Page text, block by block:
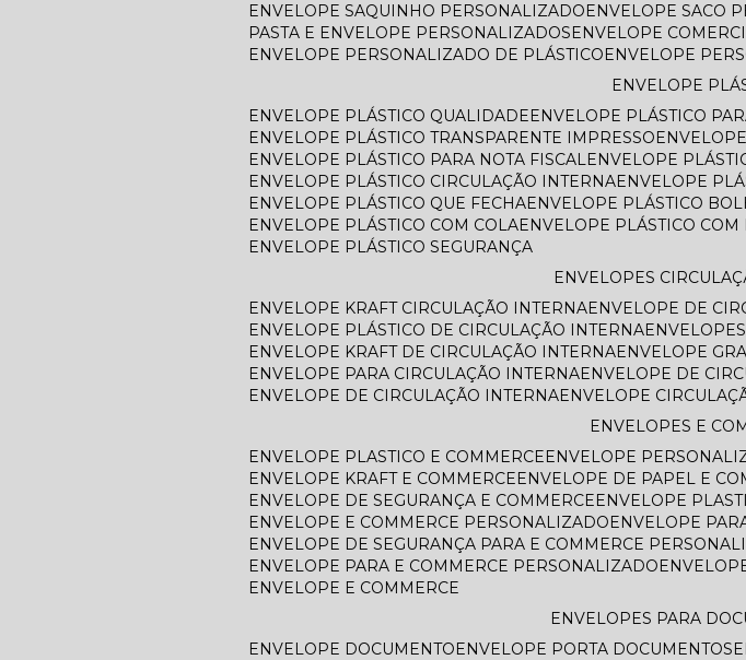
ENVELOPE SAQUINHO PERSONALIZADO
ENVELOPE SACO
PASTA E ENVELOPE PERSONALIZADOS
ENVELOPE
ENVELOPE PERSONALIZADO DE PLÁSTICO
ENVELOPE
ENVELOPE
ENVELOPE PLÁSTICO QUALIDADE
ENVELOPE PLÁSTICO
ENVELOPE PLÁSTICO TRANSPARENTE IMPRESSO
ENVELOPE PLÁSTICO PARA NOTA FISCAL
ENVELOPE
ENVELOPE PLÁSTICO CIRCULAÇÃO INTERNA
ENVELOPE
ENVELOPE PLÁSTICO QUE FECHA
ENVELOPE PLÁSTICO
ENVELOPE PLÁSTICO COM COLA
ENVELOPE PLÁSTICO COM
ENVELOPE PLÁSTICO SEGURANÇA
ENVELOPES
ENVELOPE KRAFT CIRCULAÇÃO INTERNA
ENVELOPE DE
ENVELOPE PLÁSTICO DE CIRCULAÇÃO INTERNA
ENVELOPE KRAFT DE CIRCULAÇÃO INTERNA
ENVELOPE
ENVELOPE PARA CIRCULAÇÃO INTERNA
ENVELOPE DE
ENVELOPE DE CIRCULAÇÃO INTERNA
ENVELOPE
ENVELOPES E
ENVELOPE PLASTICO E COMMERCE
ENVELOPE
ENVELOPE KRAFT E COMMERCE
ENVELOPE DE PAPEL E
ENVELOPE DE SEGURANÇA E COMMERCE
ENVELOPE
ENVELOPE E COMMERCE PERSONALIZADO
ENVELOPE
ENVELOPE DE SEGURANÇA PARA E COMMERCE
ENVELOPE PARA E COMMERCE PERSONALIZADO
ENVELOPE E COMMERCE
ENVELOPES PARA
ENVELOPE DOCUMENTO
ENVELOPE PORTA DOCUMENTOS